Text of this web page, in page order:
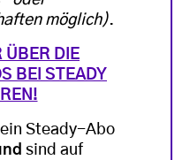
möglich).
ÜBER DIE
BEI STEADY
Steady-Abo
sind auf